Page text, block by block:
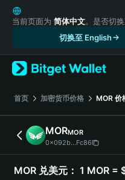
English
日本語
Русский
Español (Latinoamérica)
Türkçe
Italiano
Deutsch
简体中文
繁體中文
Português (Portugal)
当前页面为 简体中文。是否切
切换至 English
首页 加密货币价格 MOR 价
MORMOR
0x092b...Fc86
MOR 兑美元： 1 MOR =